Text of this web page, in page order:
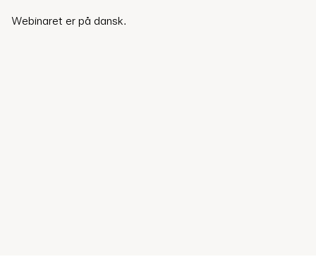
Webinaret er på dansk.